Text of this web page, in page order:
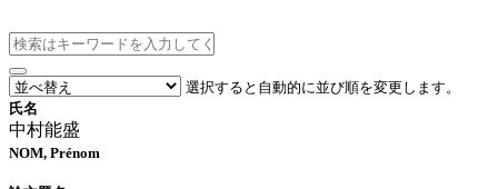
選択すると自動的に並び順を変更します。
氏名
中村能盛
NOM, Prénom